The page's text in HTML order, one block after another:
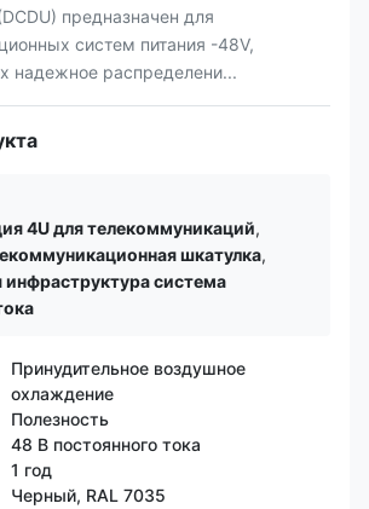
предназначен для
систем питания -48V,
надежное распределени...
4U для телекоммуникаций,
шкатулка,
инфраструктура система
Принудительное воздушное
охлаждение
Полезность
48 В постоянного тока
1 год
Черный, RAL 7035